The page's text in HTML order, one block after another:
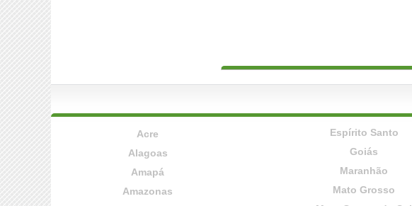
Acre
Alagoas
Amapá
Amazonas
Espírito Santo
Goiás
Maranhão
Mato Grosso